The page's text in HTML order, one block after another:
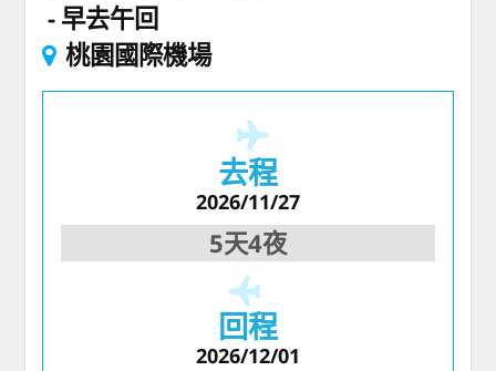
早去午回
桃園國際機場
去程
2026/11/27
5天4夜
回程
2026/12/01